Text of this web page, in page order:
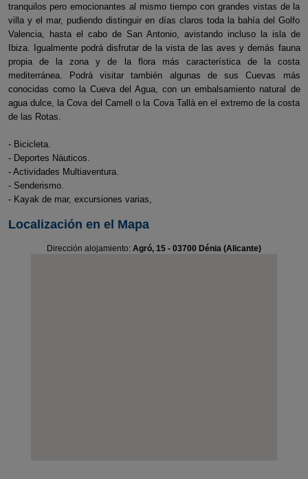
tranquilos pero emocionantes al mismo tiempo con grandes vistas de la
villa y el mar, pudiendo distinguir en días claros toda la bahía del Golfo
Valencia, hasta el cabo de San Antonio, avistando incluso la isla de
Ibiza. Igualmente podrá disfrutar de la vista de las aves y demás fauna
propia de la zona y de la flora más característica de la costa
mediterránea. Podrá visitar también algunas de sus Cuevas más
conocidas como la Cueva del Agua, con un embalsamiento natural de
agua dulce, la Cova del Camell o la Cova Tallà en el extremo de la costa
de las Rotas.
- Bicicleta.
- Deportes Náuticos.
- Actividades Multiaventura.
- Senderismo.
- Kayak de mar, excursiones varias,
Localización en el Mapa
Dirección alojamiento: Agró, 15 - 03700 Dénia (Alicante)